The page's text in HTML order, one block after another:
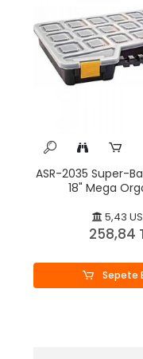
ASR-2035 Super-
18" Mega
5,43
258,84
Sepete